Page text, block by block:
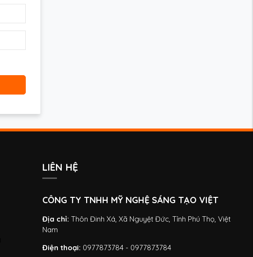
LIÊN HỆ
CÔNG TY TNHH MỸ NGHỆ SÁNG TẠO VIỆT
Địa chỉ: Thôn Đinh Xá, Xã Nguyệt Đức, Tỉnh Phú Thọ, Việt
Nam
Điện thoại: 0977873784 - 0977873784